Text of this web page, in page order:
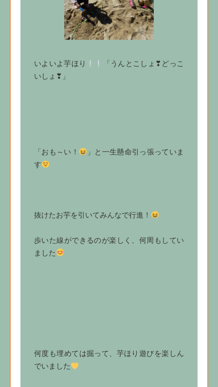
いよいよ芋ほり
「うんとこしょ❣どっこ
いしょ❣」
「おも～い！
」と一生懸命引っ張っていま
す
抜けたお芋を引いてみんなで行進！
歩いた線ができるのが楽しく、何周もしてい
ました
何度も埋めては掘って、芋ほり遊びを楽しん
でいました